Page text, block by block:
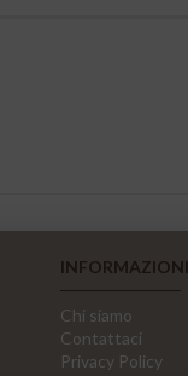
INFORMAZIONI
Chi siamo
Contattaci
Privacy Policy